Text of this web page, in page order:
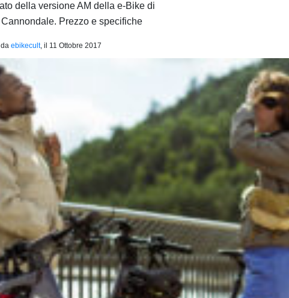
della versione AM della e-Bike di
Prezzo e specifiche
ebikecult, il 11 Ottobre 2017